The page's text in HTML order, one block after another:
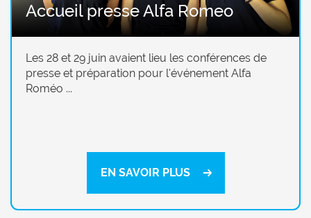
Accueil presse Alfa Romeo
Les 28 et 29 juin avaient lieu les conférences de
presse et préparation pour l'événement Alfa
Roméo ...
EN SAVOIR PLUS